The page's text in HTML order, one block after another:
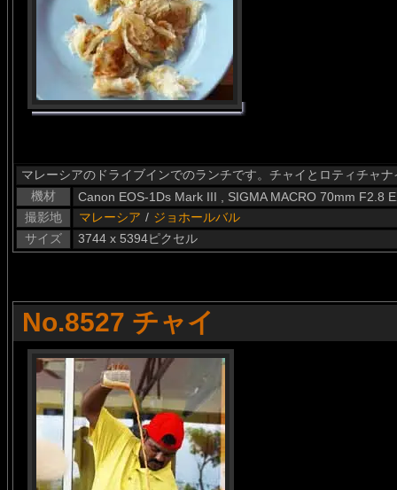
マレーシアのドライブインでのランチです。チャイとロティチャ
機材
Canon EOS-1Ds Mark III , SIGMA MACRO 70mm F2.8
撮影地
マレーシア / ジョホールバル
サイズ
3744 x 5394ピクセル
No.8527 チャイ